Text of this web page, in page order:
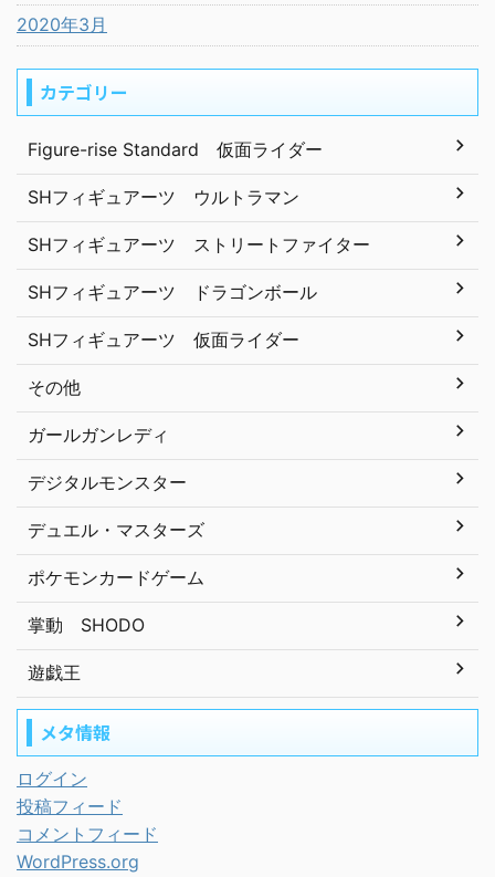
2020年3月
カテゴリー
Figure-rise Standard 仮面ライダー
SHフィギュアーツ ウルトラマン
SHフィギュアーツ ストリートファイター
SHフィギュアーツ ドラゴンボール
SHフィギュアーツ 仮面ライダー
その他
ガールガンレディ
デジタルモンスター
デュエル・マスターズ
ポケモンカードゲーム
掌動 SHODO
遊戯王
メタ情報
ログイン
投稿フィード
コメントフィード
WordPress.org